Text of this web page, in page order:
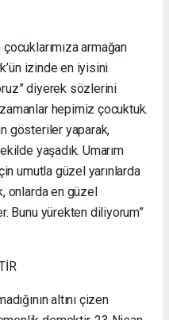
armağan
izinde en iyisini
diyerek sözlerini
hepimiz çocuktuk.
gösteriler yaparak,
yaşadık. Umarım
umutla güzel yarınlarda
onlarda en güzel
Bunu yürekten diliyorum”
altını çizen